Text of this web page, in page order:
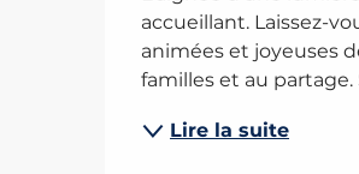
accueillant. Laissez-
animées et joyeuses
familles et au partage.
Lire la suite